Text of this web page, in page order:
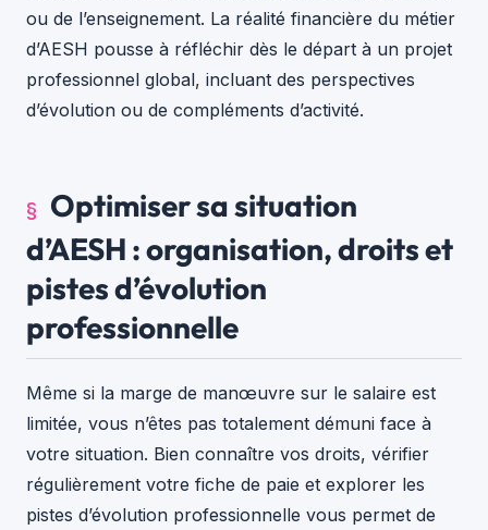
ou de l’enseignement. La réalité financière du métier
d’AESH pousse à réfléchir dès le départ à un projet
professionnel global, incluant des perspectives
d’évolution ou de compléments d’activité.
Optimiser sa situation
d’AESH : organisation, droits et
pistes d’évolution
professionnelle
Même si la marge de manœuvre sur le salaire est
limitée, vous n’êtes pas totalement démuni face à
votre situation. Bien connaître vos droits, vérifier
régulièrement votre fiche de paie et explorer les
pistes d’évolution professionnelle vous permet de